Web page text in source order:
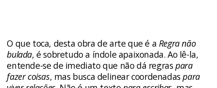
O que toca, desta obra de arte que é a Regra não
bulada, é sobretudo a índole apaixonada. Ao lê-la,
entende-se de imediato que não dá regraspara
fazer coisas, mas busca delinear coordenadaspara